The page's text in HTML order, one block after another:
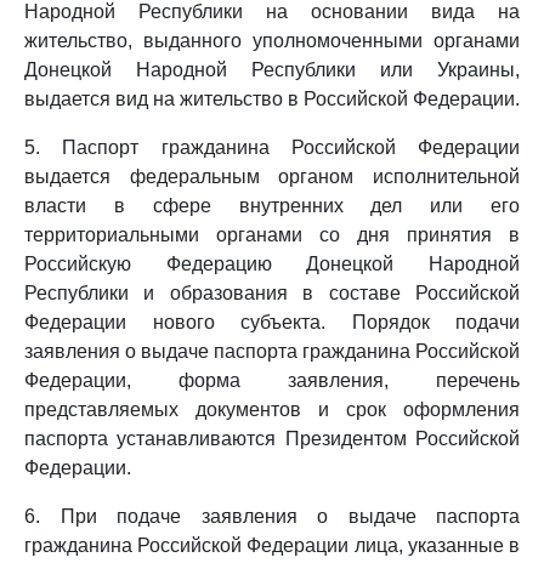
Народной Республики на основании вида на
жительство, выданного уполномоченными органами
Донецкой Народной Республики или Украины,
выдается вид на жительство в Российской Федерации.
5. Паспорт гражданина Российской Федерации
выдается федеральным органом исполнительной
власти в сфере внутренних дел или его
территориальными органами со дня принятия в
Российскую Федерацию Донецкой Народной
Республики и образования в составе Российской
Федерации нового субъекта. Порядок подачи
заявления о выдаче паспорта гражданина Российской
Федерации, форма заявления, перечень
представляемых документов и срок оформления
паспорта устанавливаются Президентом Российской
Федерации.
6. При подаче заявления о выдаче паспорта
гражданина Российской Федерации лица, указанные в